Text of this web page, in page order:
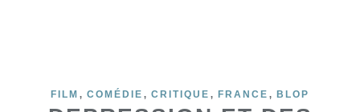
FILM , COMÉDIE , CRITIQUE , FRANCE , BLOP